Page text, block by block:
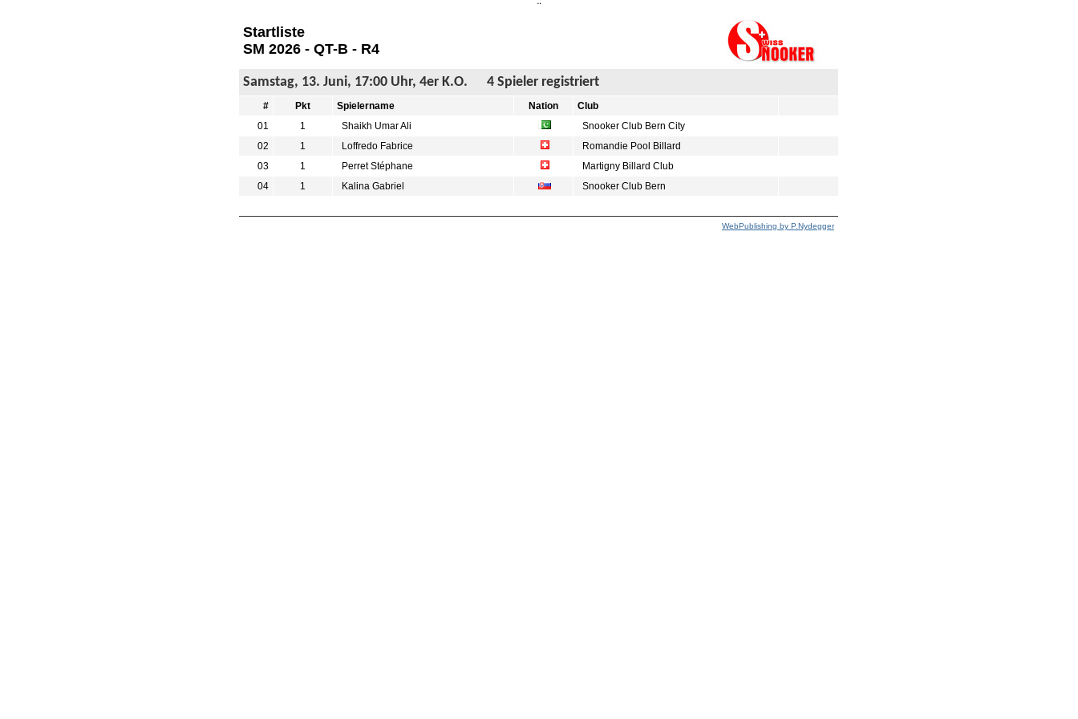
¨
Startliste
SM 2026 - QT-B - R4
Samstag, 13. Juni, 17:00 Uhr, 4er K.O. 4 Spieler registriert
# Pkt Spielername Nation
Club
01
1 Shaikh Umar Ali
Snooker Club Bern City
02
1 Loffredo Fabrice
Romandie Pool Billard
03
1 Perret Stéphane
Martigny Billard Club
04
1 Kalina Gabriel Snooker Club Bern
WebPublishing by P.Nydegger